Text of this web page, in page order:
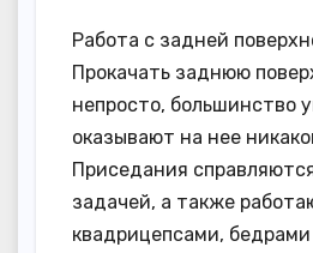
Работа с задней
Прокачать заднюю
непросто, большинство
оказывают на нее
Приседания
задачей, а также
квадрицепсами,